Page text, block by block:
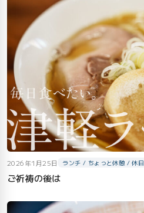
2026年1月25日 ランチ / ちょっと休憩 / 休日
ご祈祷の後は